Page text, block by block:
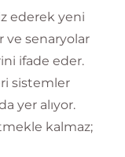
ederek yeni
ve senaryolar
ifade eder.
sistemler
yer alıyor.
kalmaz;